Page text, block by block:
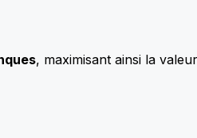
, maximisant ainsi la